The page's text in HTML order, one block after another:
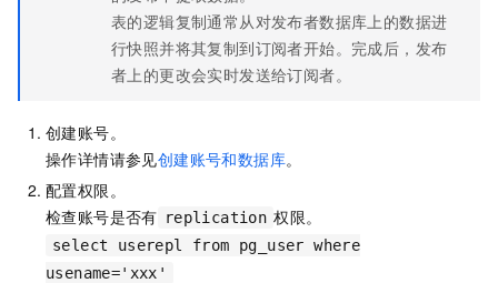
表的逻辑复制通常从对发布者数据库上的数据进
行快照并将其复制到订阅者开始。完成后，发布
者上的更改会实时发送给订阅者。
创建账号。
操作详情请参见创建账号和数据库。
配置权限。
检查账号是否有 replication 权限。
select userepl from pg_user where
usename='xxx'